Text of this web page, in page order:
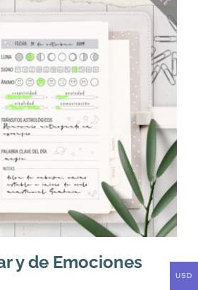
y de Emociones
USD